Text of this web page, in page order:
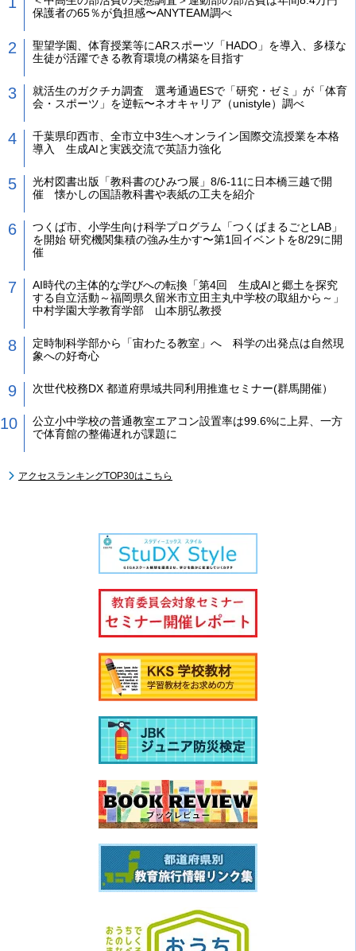
保護者の65％が負担感〜ANYTEAM調べ
聖望学園、体育授業等にARスポーツ「HADO」を導入、多様な
生徒が活躍できる教育環境の構築を目指す
就活生のガクチカ調査 選考通過ESで「研究・ゼミ」が「体育
会・スポーツ」を逆転〜ネオキャリア（unistyle）調べ
千葉県印西市、全市立中3生へオンライン国際交流授業を本格
導入 生成AIと実践交流で英語力強化
光村図書出版「教科書のひみつ展」8/6-11に日本橋三越で開
催 懐かしの国語教科書や表紙の工夫を紹介
つくば市、小学生向け科学プログラム「つくばまるごとLAB」
を開始 研究機関集積の強み生かす〜第1回イベントを8/29に開
催
AI時代の主体的な学びへの転換「第4回 生成AIと郷土を探究
する自立活動～福岡県久留米市立田主丸中学校の取組から～」
中村学園大学教育学部 山本朋弘教授
定時制科学部から「宙わたる教室」へ 科学の出発点は自然現
象への好奇心
次世代校務DX 都道府県域共同利用推進セミナー(群馬開催）
公立小中学校の普通教室エアコン設置率は99.6%に上昇、一方
で体育館の整備遅れが課題に
アクセスランキングTOP30はこちら